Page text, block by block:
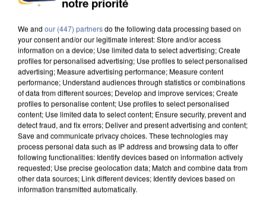
DE SOLIDARITÉ AVEC LES...
We and our (447) partnersdo the following data processing based on
your consent and/or our legitimate interest: Store and/or access
information on a device; Use limited data to select advertising; Create
profiles for personalised advertising; Use profiles to select personalised
advertising; Measure advertising performance; Measure content
performance; Understand audiences through statistics or combinations
of data from different sources; Develop and improve services; Create
profiles to personalise content; Use profiles to select personalised
content; Use limited data to select content; Ensure security, prevent and
detect fraud, and fix errors; Deliver and present advertising and content;
Save and communicate privacy choices. These technologies may
process personal data such as IP address and browsing data to offer
following functionalities: Identify devices based on information actively
requested; Use precise geolocation data; Match and combine data from
other data sources; Link different devices; Identify devices based on
information transmitted automatically.